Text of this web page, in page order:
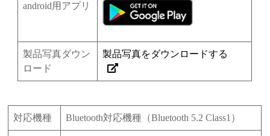
android用アプリ
製品写真ダウン
ロード
製品写真をダウンロードする
対応機種 Bluetooth対応機種（Bluetooth 5.2 Class1）